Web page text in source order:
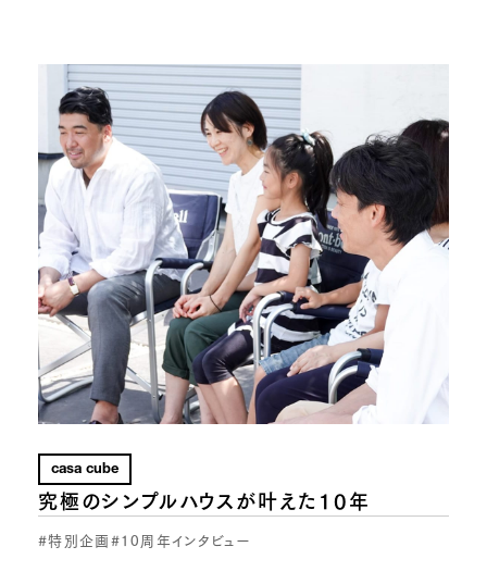
casa cube
究極のシンプルハウスが叶えた10年
#特別企画#10周年インタビュー